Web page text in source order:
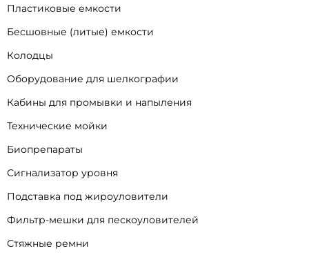
Пластиковые емкости
Бесшовные (литые) емкости
Колодцы
Оборудование для шелкографии
Кабины для промывки и напыления
Технические мойки
Биопрепараты
Сигнализатор уровня
Подставка под жироуловители
Фильтр-мешки для пескоуловителей
Стяжные ремни